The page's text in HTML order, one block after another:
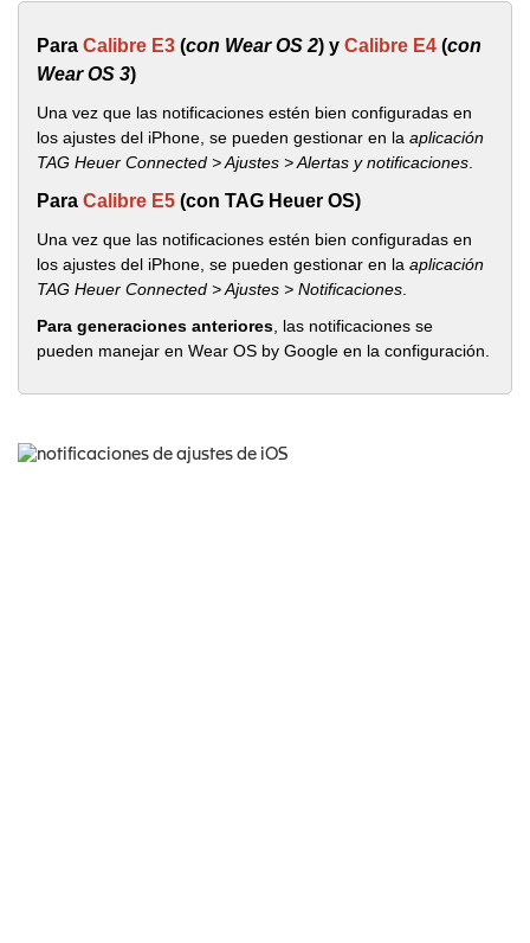
Para Calibre E3 (con Wear OS 2) y Calibre E4 (con
Wear OS 3)
Una vez que las notificaciones estén bien configuradas en
los ajustes del iPhone, se pueden gestionar en la aplicación
TAG Heuer Connected > Ajustes > Alertas y notificaciones
Para Calibre E5 (con TAG Heuer OS)
Una vez que las notificaciones estén bien configuradas en
los ajustes del iPhone, se pueden gestionar en la aplicación
TAG Heuer Connected > Ajustes > Notificaciones
Para generaciones anteriores , las notificaciones se
pueden manejar en Wear OS by Google en la configuración.